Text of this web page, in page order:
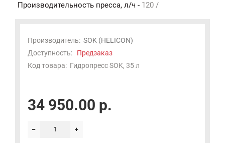
Производительность пресса, л/ч - 120 /
Производитель: SOK (HELICON)
Доступность: Предзаказ
Код товара: Гидропресс SOK, 35 л
34 950.00 р.